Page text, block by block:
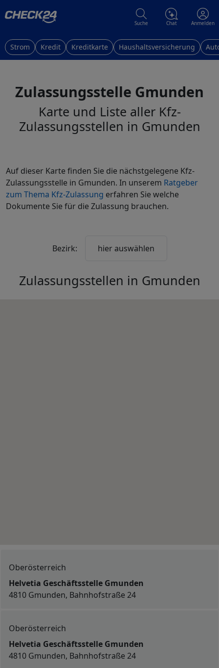
Suche Chat Anmelden
Strom Kredit Kreditkarte Haushaltsversicherung
Zulassungsstelle Gmunden
Karte und Liste aller Kfz-
Zulassungsstellen in Gmunden
Auf dieser Karte finden Sie die nächstgelegene Kfz-
Zulassungsstelle in Gmunden. In unserem Ratgeber
zum Thema Kfz-Zulassung erfahren Sie welche
Dokumente Sie für die Zulassung brauchen.
Bezirk: hier auswählen
Zulassungsstellen in Gmunden
Oberösterreich
Helvetia Geschäftsstelle Gmunden
4810 Gmunden, Bahnhofstraße 24
Oberösterreich
Helvetia Geschäftsstelle Gmunden
4810 Gmunden, Bahnhofstraße 24